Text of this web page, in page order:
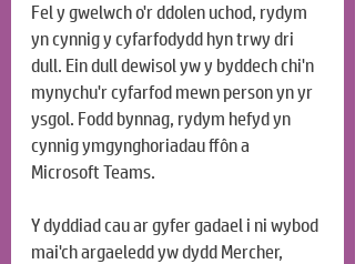
Fel y gwelwch o'r ddolen uchod, rydym
yn cynnig y cyfarfodydd hyn trwy dri
dull. Ein dull dewisol yw y byddech chi'n
mynychu'r cyfarfod mewn person yn yr
ysgol. Fodd bynnag, rydym hefyd yn
cynnig ymgynghoriadau ffôn a
Microsoft Teams.
Y dyddiad cau ar gyfer gadael i ni wybod
mai'ch argaeledd yw dydd Mercher,